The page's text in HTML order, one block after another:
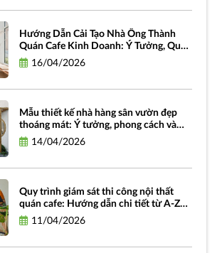
Hướng Dẫn Cải Tạo Nhà Ống Thành
Quán Cafe Kinh Doanh: Ý Tưởng, Quy
Trình Và Chi Phí
16/04/2026
Mẫu thiết kế nhà hàng sân vườn đẹp
thoáng mát: Ý tưởng, phong cách và
hình ảnh truyền cảm hứng
14/04/2026
Quy trình giám sát thi công nội thất
quán cafe: Hướng dẫn chi tiết từ A-Z
dành cho chủ đầu tư
11/04/2026